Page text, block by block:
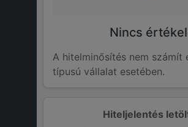
Hiteljelentés
Nincs
A hitelminősítés nem számít
típusú vállalat esetében.